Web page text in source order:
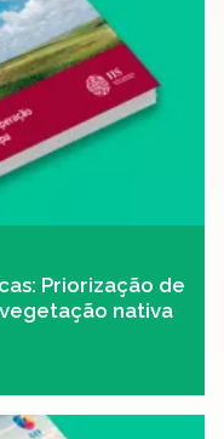
Priorização de
nativa